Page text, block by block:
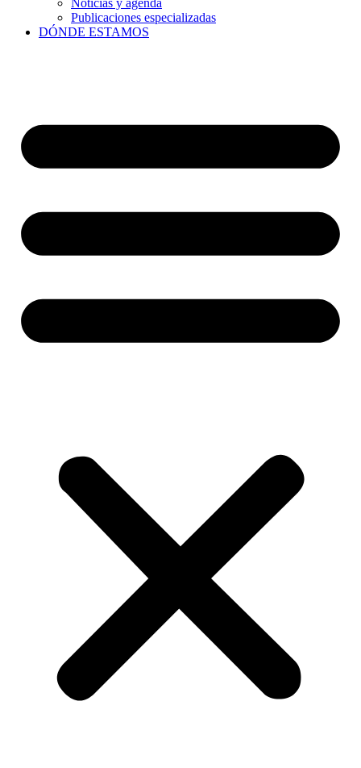
Noticias y agenda
Publicaciones especializadas
DÓNDE ESTAMOS